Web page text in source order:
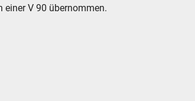
einer V 90 übernommen.